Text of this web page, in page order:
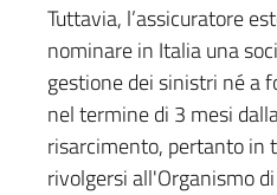
Tuttavia, l’assicuratore
nominare in Italia una
gestione dei sinistri né a
nel termine di 3 mesi
risarcimento, pertanto in
rivolgersi all'Organismo